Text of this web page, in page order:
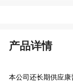
产品详情
本公司还长期供应